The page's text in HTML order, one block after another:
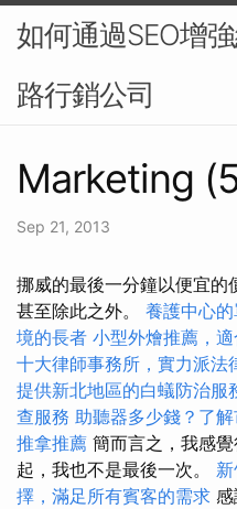
如何通過SEO增
路行銷公司
Marketing
Sep 21, 2013
挪威的最後一分鐘以便宜的
甚至除此之外。 養護中心
境的長者 小型外燴推薦，
十大律師事務所，實力派法
提供新北地區的白蟻防治服
查服務 助聽器多少錢？了
推拿推薦 簡而言之，我感
起，我也不是最後一次。
擇，滿足所有賓客的需求